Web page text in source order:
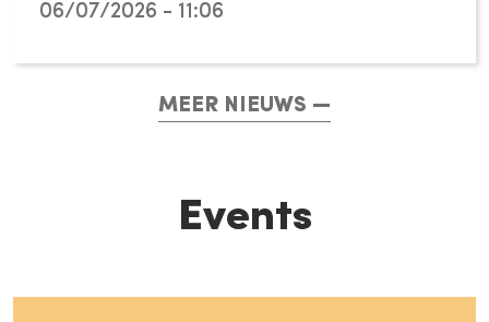
06/07/2026 - 11:06
MEER NIEUWS
Events